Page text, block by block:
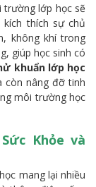
trường lớp học sẽ
thích sự chủ
không khí trong
giúp học sinh có
khuẩn lớp học
còn nâng đỡ tinh
môi trường học
Khỏe và
mang lại nhiều